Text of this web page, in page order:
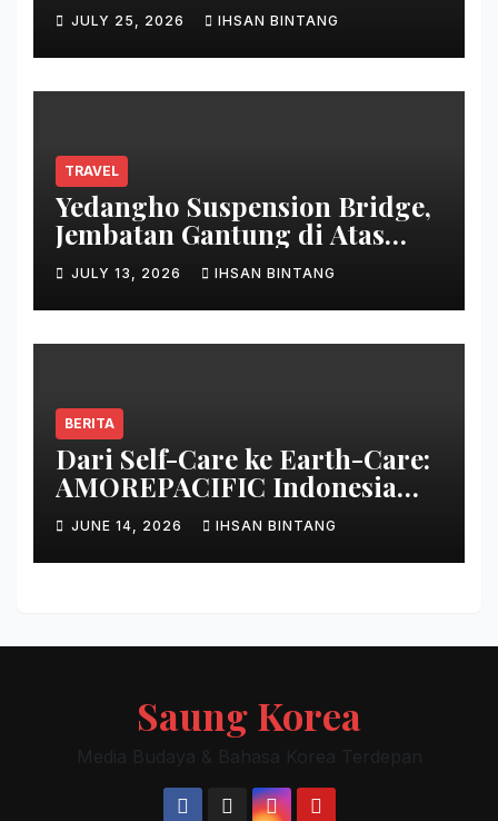
JULY 25, 2026 IHSAN BINTANG
TRAVEL
Yedangho Suspension Bridge,
Jembatan Gantung di Atas
Danau
JULY 13, 2026 IHSAN BINTANG
BERITA
Dari Self-Care ke Earth-Care:
AMOREPACIFIC Indonesia
Ciptakan Gerakan
Keberlanjutan Baru di Bali
JUNE 14, 2026 IHSAN BINTANG
Saung Korea
Media Budaya & Bahasa Korea Terdepan